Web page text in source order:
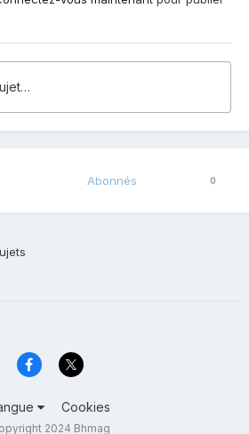
Abonnés 0
Cookies
2024 Bhmag